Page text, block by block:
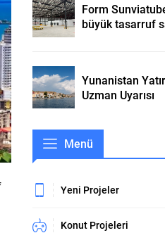
Form
büyük tasarruf
Yunanistan
Uzman Uyarısı
Menü
Yeni Projeler
Konut Projeleri